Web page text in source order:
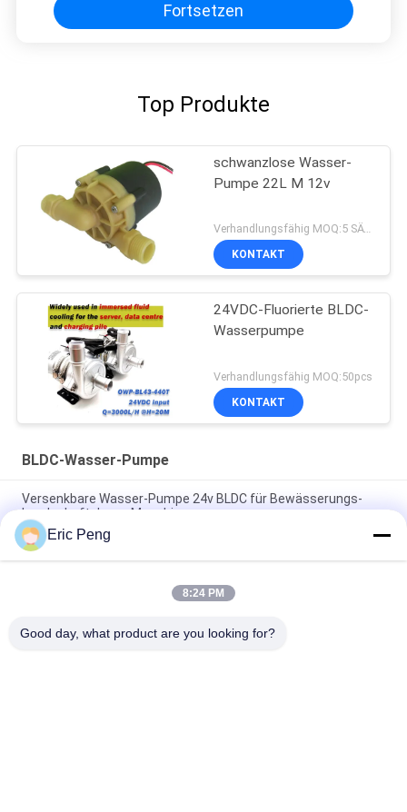
Fortsetzen
Top Produkte
schwanzlose Wasser-
Pumpe 22L M 12v
Verhandlungsfähig MOQ:5 SÄTZE
KONTAKT
24VDC-Fluorierte BLDC-
Wasserpumpe
Verhandlungsfähig MOQ:50pcs
KONTAKT
BLDC-Wasser-Pumpe
Versenkbare Wasser-Pumpe 24v BLDC für Bewässerungs-
Landschaftslaser-Maschine
Mini-BLDC Wasser-Pumpe 12V 24V 7L M Compact Food Grade
für Kaffee-Maschine
21 Swimmingpool-Mini Brushlesss BLDC DCs CBM-H 72V
Eric Peng
8:24 PM
Good day, what product are you looking for?